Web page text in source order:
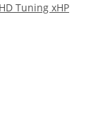
Tuning xHP